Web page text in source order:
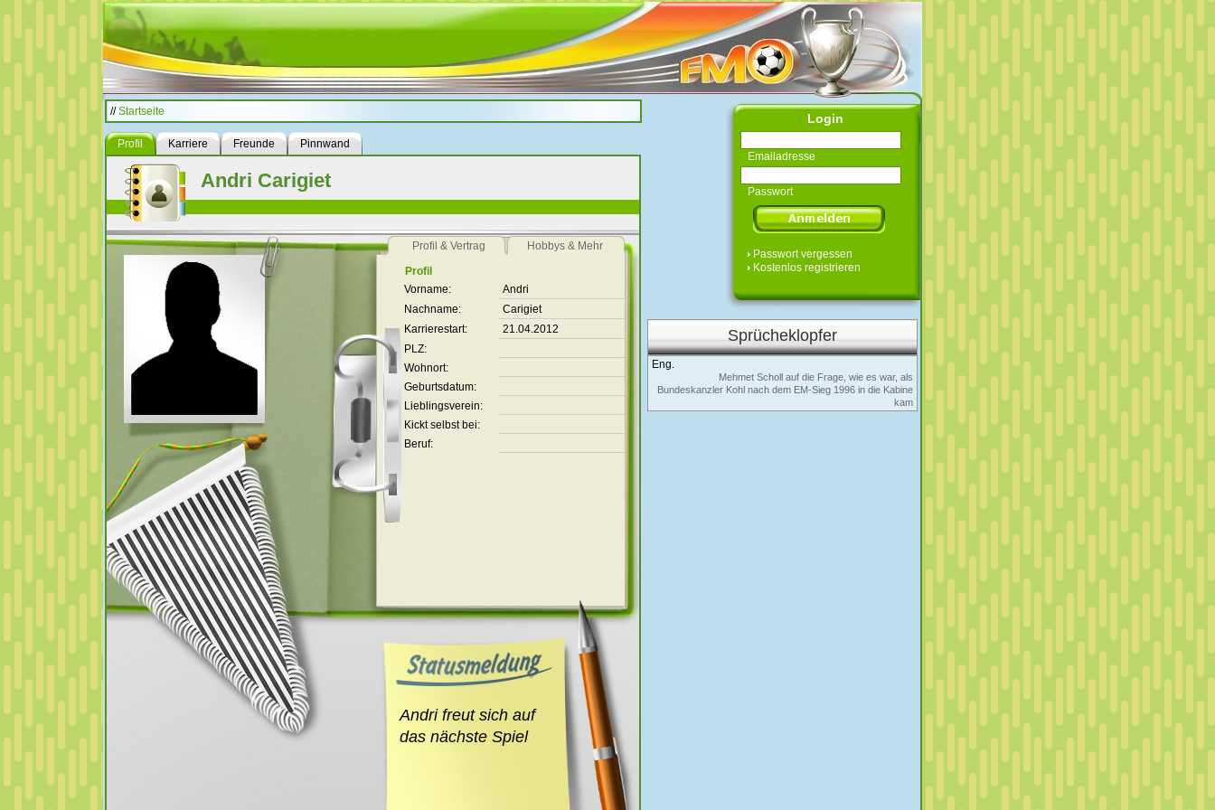
//Startseite
Profil Karriere Freunde Pinnwand
Andri Carigiet
Profil & Vertrag
Hobbys & Mehr
Profil
Vorname:
Andri
Nachname:
Carigiet
Karrierestart:
21.04.2012
PLZ:
Wohnort:
Geburtsdatum:
Lieblingsverein:
Kickt selbst bei:
Beruf:
Andri freut sich auf
das nächste Spiel
Login
Emailadresse
Passwort
Passwort vergessen
Kostenlos registrieren
Sprücheklopfer
Eng.
Mehmet Scholl auf die Frage, wie es war, als
Bundeskanzler Kohl nach dem EM-Sieg 1996 in die Kabine
kam